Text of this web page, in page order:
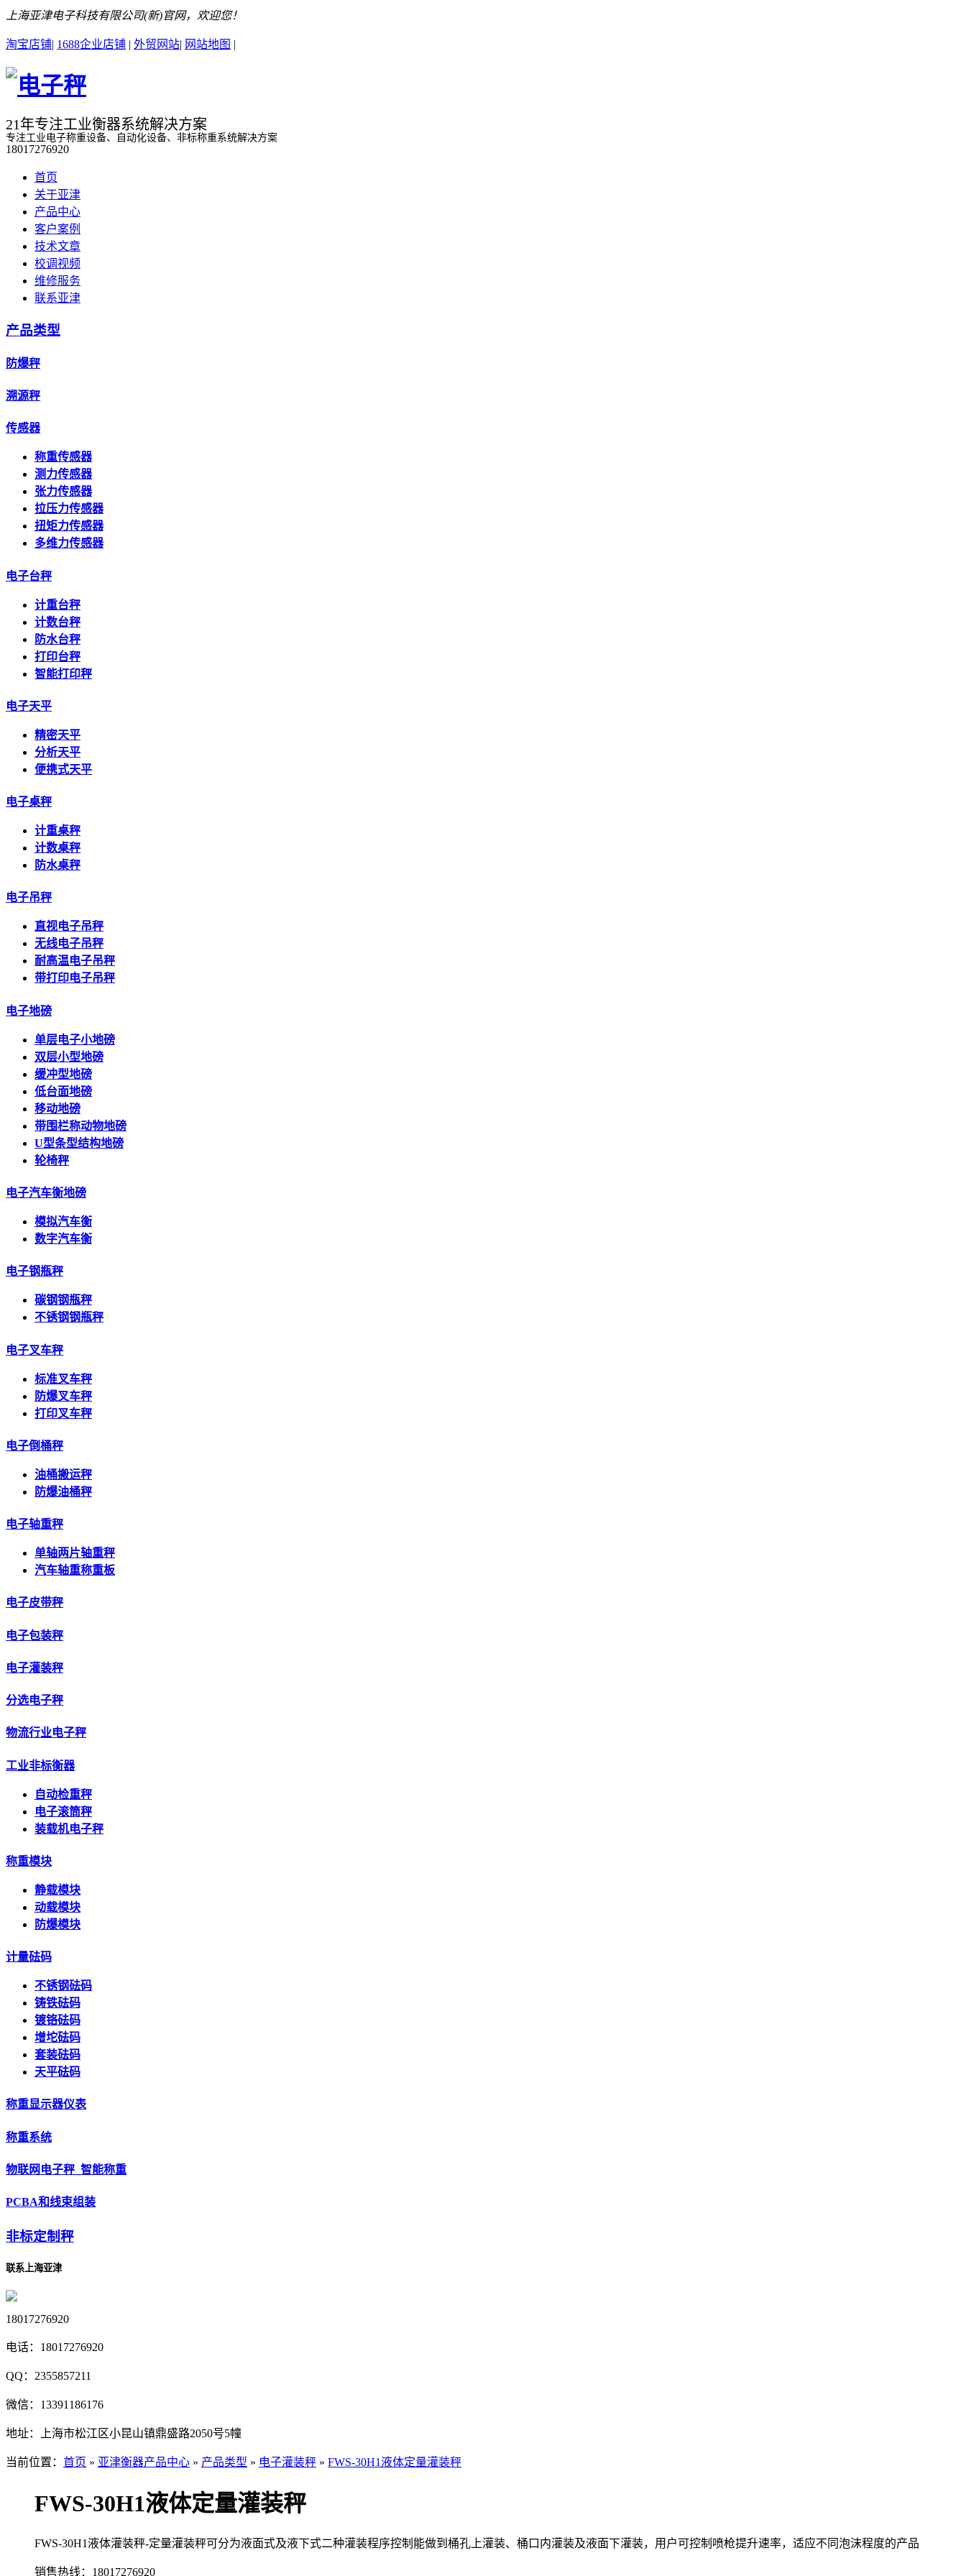
上海亚津电子科技有限公司(新)官网，欢迎您！
淘宝店铺| 1688企业店铺 | 外贸网站| 网站地图 |
21年专注工业衡器系统解决方案
专注工业电子称重设备、自动化设备、非标称重系统解决方案
18017276920
首页
关于亚津
产品中心
客户案例
技术文章
校调视频
维修服务
联系亚津
产品类型
防爆秤
溯源秤
传感器
称重传感器
测力传感器
张力传感器
拉压力传感器
扭矩力传感器
多维力传感器
电子台秤
计重台秤
计数台秤
防水台秤
打印台秤
智能打印秤
电子天平
精密天平
分析天平
便携式天平
电子桌秤
计重桌秤
计数桌秤
防水桌秤
电子吊秤
直视电子吊秤
无线电子吊秤
耐高温电子吊秤
带打印电子吊秤
电子地磅
单层电子小地磅
双层小型地磅
缓冲型地磅
低台面地磅
移动地磅
带围栏称动物地磅
U型条型结构地磅
轮椅秤
电子汽车衡地磅
模拟汽车衡
数字汽车衡
电子钢瓶秤
碳钢钢瓶秤
不锈钢钢瓶秤
电子叉车秤
标准叉车秤
防爆叉车秤
打印叉车秤
电子倒桶秤
油桶搬运秤
防爆油桶秤
电子轴重秤
单轴两片轴重秤
汽车轴重称重板
电子皮带秤
电子包装秤
电子灌装秤
分选电子秤
物流行业电子秤
工业非标衡器
自动检重秤
电子滚筒秤
装载机电子秤
称重模块
静载模块
动载模块
防爆模块
计量砝码
不锈钢砝码
铸铁砝码
镀铬砝码
增坨砝码
套装砝码
天平砝码
称重显示器仪表
称重系统
物联网电子秤_智能称重
PCBA和线束组装
非标定制秤
联系上海亚津
18017276920
电话： 18017276920
QQ： 2355857211
微信： 13391186176
地址： 上海市松江区小昆山镇鼎盛路2050号5幢
当前位置： 首页 » 亚津衡器产品中心 » 产品类型 » 电子灌装秤 » FWS-30H1液体定量灌装秤
FWS-30H1液体定量灌装秤
FWS-30H1液体灌装秤-定量灌装秤可分为液面式及液下式二种灌装程序控制能做到桶孔上灌装、桶口内灌装及液面下灌装，用户可控制喷枪提升速率，适应不同泡沫程度的产品
销售热线： 18017276920